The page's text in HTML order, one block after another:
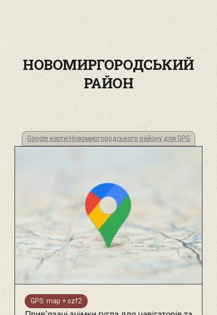
НОВОМИРГОРОДСЬКИЙ
РАЙОН
Google карти Новомиргородського району для GPS
GPS: map + ozf2